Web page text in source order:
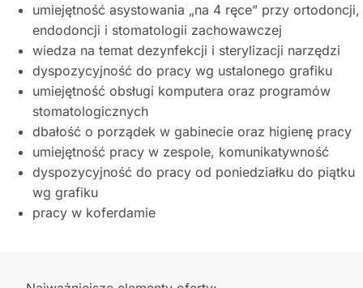
umiejętność asystowania „na 4 ręce” przy ortodoncji,
endodoncji i stomatologii zachowawczej
wiedza na temat dezynfekcji i sterylizacji narzędzi
dyspozycyjność do pracy wg ustalonego grafiku
umiejętność obsługi komputera oraz programów
stomatologicznych
dbałość o porządek w gabinecie oraz higienę pracy
umiejętność pracy w zespole, komunikatywność
dyspozycyjność do pracy od poniedziałku do piątku
wg grafiku
pracy w koferdamie